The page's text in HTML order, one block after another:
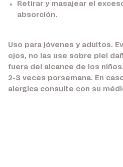
Retirar y masajear el
absorción.
Uso para jóvenes y adultos.
ojos, no las use sobre piel
fuera del alcance de los
2-3 veces porsemana. En
alergica consulte con su